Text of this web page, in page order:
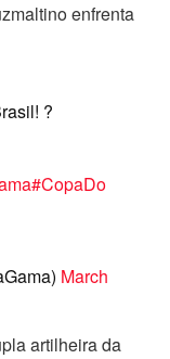
enfrenta
?
#CopaDo
March
artilheira da